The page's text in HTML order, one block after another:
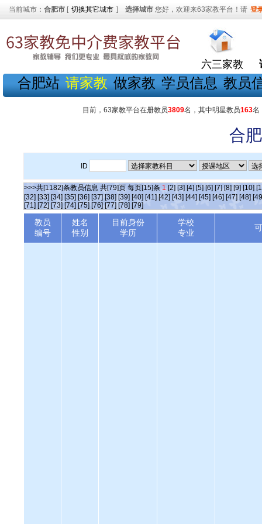
当前城市： 合肥市 [ 切换其它城市 ] 选择城市 您好，欢迎来63家教平台！请 登
六三家教
合肥站 请家教 做家教 学员信息 教员
目前，63家教平台在册教员3809名，其中明星教员163名
合
ID
>>>共[1182]条教员信息 共[79]页 每页[15]条 1 [2] [3] [4] [5] [6] [7] [8] [9] [10]
[32] [33] [34] [35] [36] [37] [38] [39] [40] [41] [42] [43] [44] [45] [46] [47] [48]
[71] [72] [73] [74] [75] [76] [77] [78] [79]
教员
编号
姓名
性别
目前身份
学历
学校
专业